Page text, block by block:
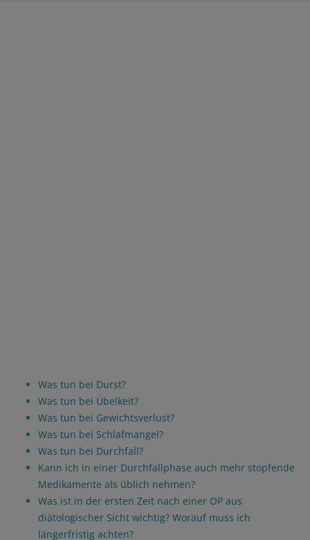
Was tun bei Durst?
Was tun bei Übelkeit?
Was tun bei Gewichtsverlust?
Was tun bei Schlafmangel?
Was tun bei Durchfall?
Kann ich in einer Durchfallphase auch mehr stopfende
Medikamente als üblich nehmen?
Was ist in der ersten Zeit nach einer OP aus
diätologischer Sicht wichtig? Worauf muss ich
längerfristig achten?